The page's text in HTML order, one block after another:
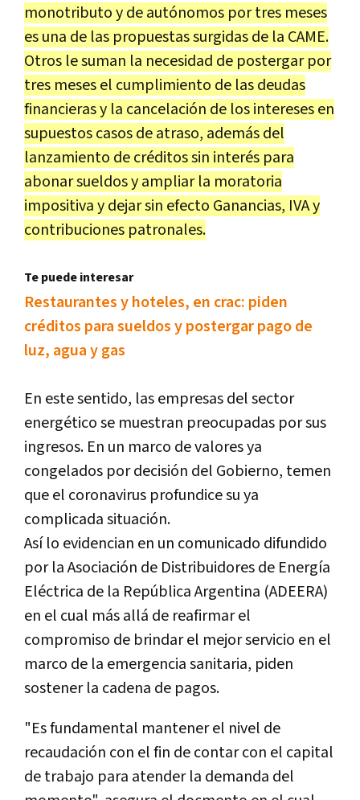
monotributo y de autónomos por tres meses
es una de las propuestas surgidas de la CAME.
Otros le suman la necesidad de postergar por
tres meses el cumplimiento de las deudas
financieras y la cancelación de los intereses en
supuestos casos de atraso, además del
lanzamiento de créditos sin interés para
abonar sueldos y ampliar la moratoria
impositiva y dejar sin efecto Ganancias, IVA y
contribuciones patronales.
Te puede interesar
Restaurantes y hoteles, en crac: piden
créditos para sueldos y postergar pago de
luz, agua y gas
En este sentido, las empresas del sector
energético se muestran preocupadas por sus
ingresos. En un marco de valores ya
congelados por decisión del Gobierno, temen
que el coronavirus profundice su ya
complicada situación.
Así lo evidencian en un comunicado difundido
por la Asociación de Distribuidores de Energía
Eléctrica de la República Argentina (ADEERA)
en el cual más allá de reafirmar el
compromiso de brindar el mejor servicio en el
marco de la emergencia sanitaria, piden
sostener la cadena de pagos.
"Es fundamental mantener el nivel de
recaudación con el fin de contar con el capital
de trabajo para atender la demanda del